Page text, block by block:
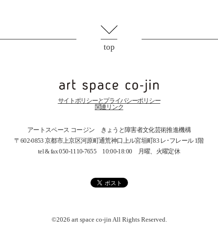
top
サイトポリシーとプライバシーポリシー
関連リンク
アートスペース コージン きょうと障害者文化芸術推進機構
〒602-0853 京都市上京区河原町通荒神口上ル宮垣町83 レ･フレール 1階
tel & fax 050-1110-7655 10:00-18:00 月曜、火曜定休
©2026 art space co-jin All Rights Reserved.